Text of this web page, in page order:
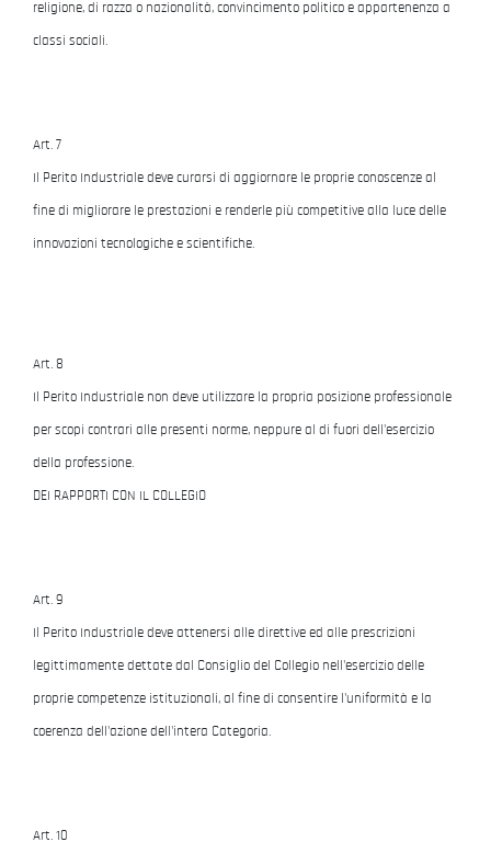
religione, di razza o nazionalità, convincimento politico e appartenenza a
classi sociali.
Art. 7
Il Perito Industriale deve curarsi di aggiornare le proprie conoscenze al
fine di migliorare le prestazioni e renderle più competitive alla luce delle
innovazioni tecnologiche e scientifiche.
Art. 8
Il Perito Industriale non deve utilizzare la propria posizione professionale
per scopi contrari alle presenti norme, neppure al di fuori dell'esercizio
della professione.
DEI RAPPORTI CON IL COLLEGIO
Art. 9
Il Perito Industriale deve attenersi alle direttive ed alle prescrizioni
legittimamente dettate dal Consiglio del Collegio nell'esercizio delle
proprie competenze istituzionali, al fine di consentire l'uniformità e la
coerenza dell'azione dell'intera Categoria.
Art. 10